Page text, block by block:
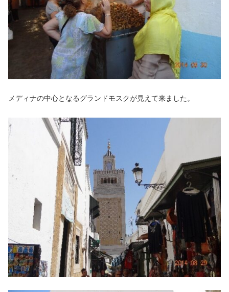
メディナの中心となるグランドモスクが見えて来ました。